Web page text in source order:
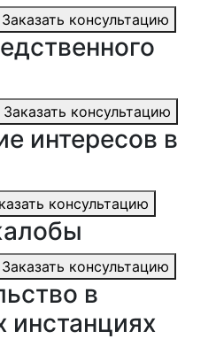
Заказать консультацию
Заказать консультацию
интересов в
консультацию
Заказать консультацию
в